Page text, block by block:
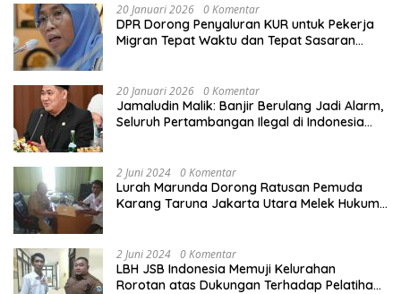
20 Januari 2026 0 Komentar
DPR Dorong Penyaluran KUR untuk Pekerja
Migran Tepat Waktu dan Tepat Sasaran
20 Januari 2026 0 Komentar
Jamaludin Malik: Banjir Berulang Jadi Alarm,
Seluruh Pertambangan Ilegal di Indonesia
2 Juni 2024 0 Komentar
Lurah Marunda Dorong Ratusan Pemuda
Karang Taruna Jakarta Utara Melek Hukum
2 Juni 2024 0 Komentar
LBH JSB Indonesia Memuji Kelurahan
Rorotan atas Dukungan Terhadap Pelatihan